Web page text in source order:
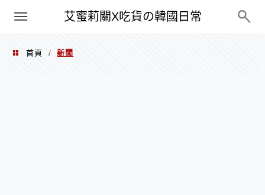
艾蜜莉關X吃貨の韓國日常
PXN
首頁 / 新聞